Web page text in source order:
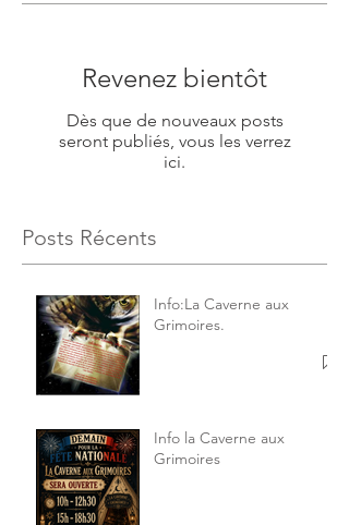
Revenez bientôt
Dès que de nouveaux posts
seront publiés, vous les verrez
ici.
Posts Récents
Info:La Caverne aux
Grimoires.
Info la Caverne aux
Grimoires